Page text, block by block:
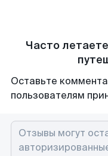
Часто
Оставьте
пользователям